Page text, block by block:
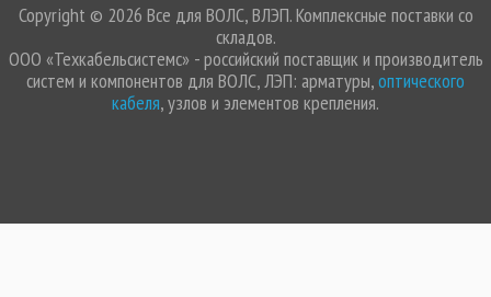
Copyright © 2026 Все для ВОЛС, ВЛЭП. Комплексные поставки со
складов.
ООО «Техкабельсистемс» - российский поставщик и производитель
систем и компонентов для ВОЛС, ЛЭП: арматуры,оптического
кабеля, узлов и элементов крепления.